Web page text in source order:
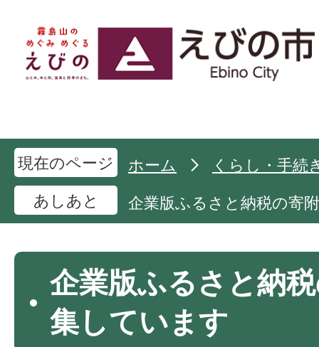
現在のページ ホーム
くらし・手続
あしあと
企業版ふるさと納税の寄
企業版ふるさと納
集しています